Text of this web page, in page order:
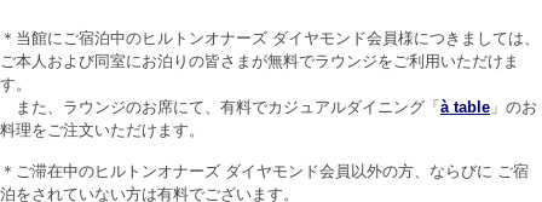
＊当館にご宿泊中のヒルトンオナーズ ダイヤモンド会員様につきましては、
ご本人および同室にお泊りの皆さまが無料でラウンジをご利用いただけま
す。
また、ラウンジのお席にて、有料でカジュアルダイニング「à table 」のお
料理をご注文いただけます。
＊ご滞在中のヒルトンオナーズ ダイヤモンド会員以外の方、ならびに ご宿
泊をされていない方は有料でございます。